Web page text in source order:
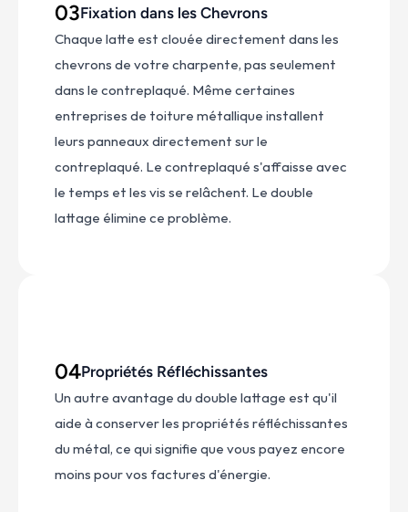
03Fixation dans les Chevrons
Chaque latte est clouée directement dans les
chevrons de votre charpente, pas seulement
dans le contreplaqué. Même certaines
entreprises de toiture métallique installent
leurs panneaux directement sur le
contreplaqué. Le contreplaqué s'affaisse avec
le temps et les vis se relâchent. Le double
lattage élimine ce problème.
04Propriétés Réfléchissantes
Un autre avantage du double lattage est qu'il
aide à conserver les propriétés réfléchissantes
du métal, ce qui signifie que vous payez encore
moins pour vos factures d'énergie.